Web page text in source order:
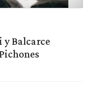
y Balcarce